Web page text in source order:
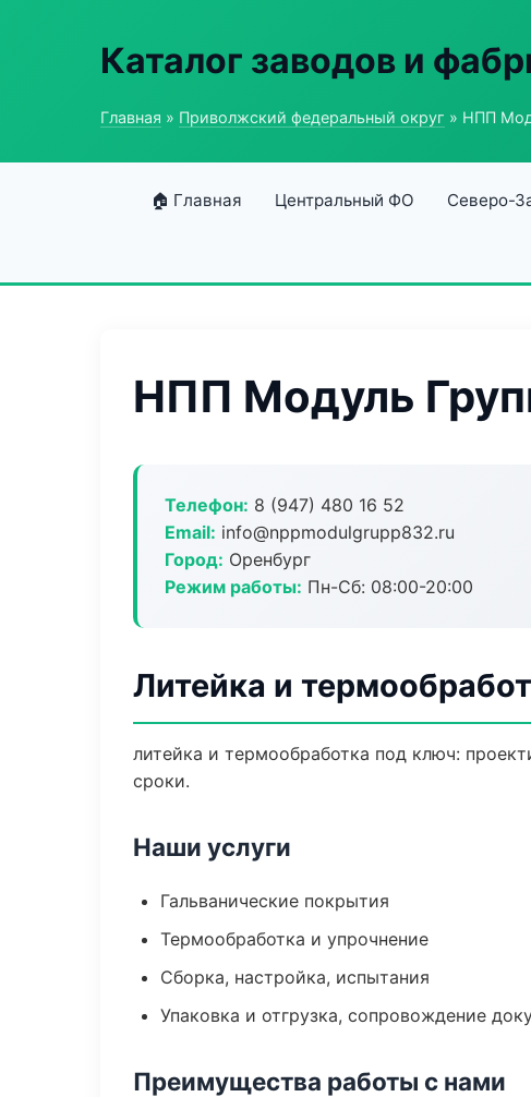
Каталог заводов и
Главная » Приволжский федеральный округ » НПП
🏠 Главная Центральный ФО Северо-
НПП Модуль
Телефон: 8 (947) 480 16 52
Email: info@nppmodulgrupp832.ru
Город: Оренбург
Режим работы: Пн-Сб: 08:00-20:00
Литейка и
литейка и термообработка под ключ:
сроки.
Наши услуги
Гальванические покрытия
Термообработка и упрочнение
Сборка, настройка, испытания
Упаковка и отгрузка, сопровождение
Преимущества работы с нами